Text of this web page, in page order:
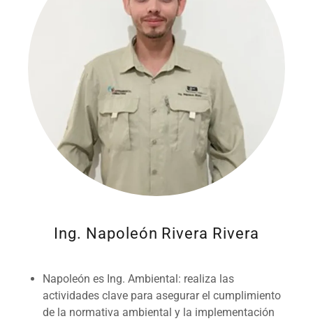
Ing. Napoleón Rivera Rivera
Napoleón es Ing. Ambiental: realiza las
actividades clave para asegurar el cumplimiento
de la normativa ambiental y la implementación